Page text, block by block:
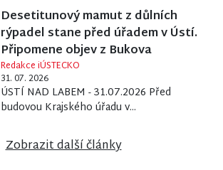
Desetitunový mamut z důlních
rýpadel stane před úřadem v Ústí.
Připomene objev z Bukova
Redakce iÚSTECKO
31. 07. 2026
ÚSTÍ NAD LABEM - 31.07.2026 Před
budovou Krajského úřadu v...
Zobrazit další články